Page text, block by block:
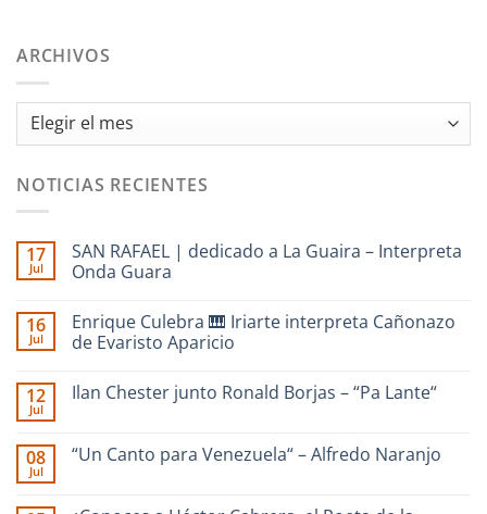
ARCHIVOS
Archivos
NOTICIAS RECIENTES
17
Jul
SAN RAFAEL | dedicado a La Guaira – Interpreta
Onda Guara
comentarios
en
SAN
dedicado
–
Interpreta
16
Jul
Enrique Culebra 🎹 Iriarte interpreta Cañonazo
de Evaristo Aparicio
comentarios
🎹
Iriarte
de
12
Jul
Ilan Chester junto Ronald Borjas – “Pa Lante“
comentarios
en
08
Jul
“Un Canto para Venezuela“ – Alfredo Naranjo
comentarios